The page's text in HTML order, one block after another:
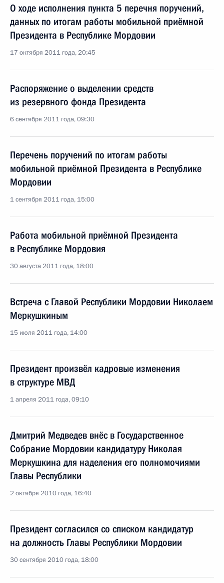
О ходе исполнения пункта 5 перечня поручений,
данных по итогам работы мобильной приёмной
Президента в Республике Мордовии
17 октября 2011 года, 20:45
Распоряжение о выделении средств
из резервного фонда Президента
6 сентября 2011 года, 09:30
Перечень поручений по итогам работы
мобильной приёмной Президента в Республике
Мордовии
1 сентября 2011 года, 15:00
Работа мобильной приёмной Президента
в Республике Мордовия
30 августа 2011 года, 18:00
Встреча с Главой Республики Мордовии Николаем
Меркушкиным
15 июля 2011 года, 14:00
Президент произвёл кадровые изменения
в структуре МВД
1 апреля 2011 года, 09:10
Дмитрий Медведев внёс в Государственное
Собрание Мордовии кандидатуру Николая
Меркушкина для наделения его полномочиями
Главы Республики
2 октября 2010 года, 16:40
Президент согласился со списком кандидатур
на должность Главы Республики Мордовии
30 сентября 2010 года, 18:00